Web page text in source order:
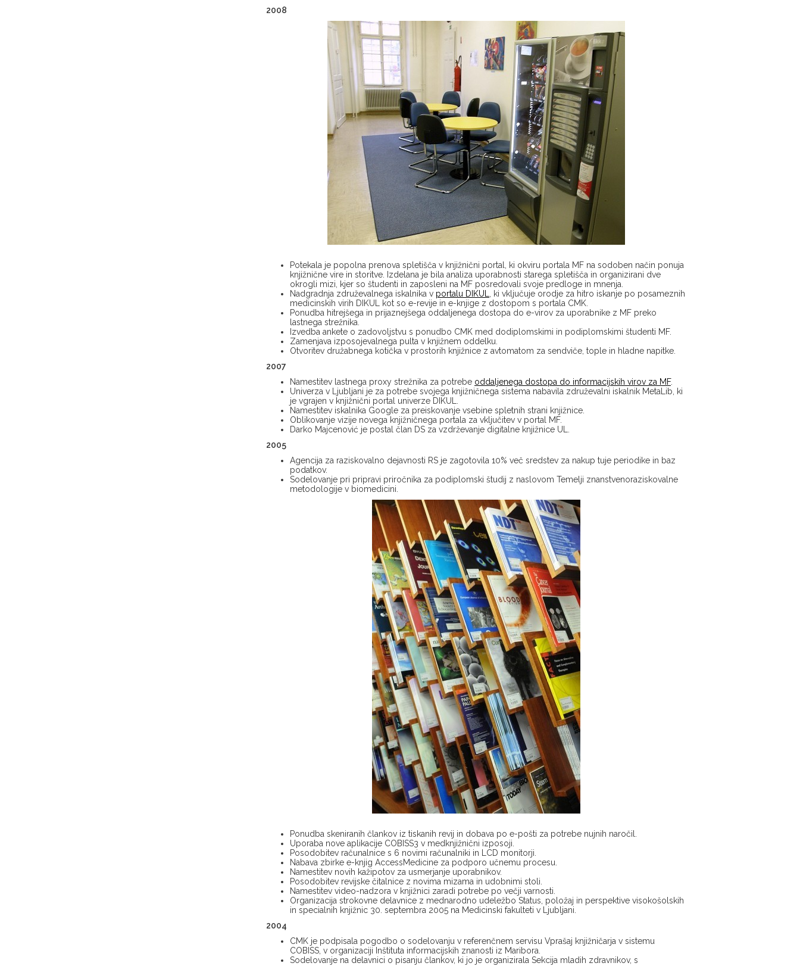
2008
Potekala je popolna prenova spletišča v knjižnični portal, ki okviru portala MF na sodoben način ponuja
knjižnične vire in storitve. Izdelana je bila analiza uporabnosti starega spletišča in organizirani dve
okrogli mizi, kjer so študenti in zaposleni na MF posredovali svoje predloge in mnenja.
Nadgradnja združevalnega iskalnika v portalu DIKUL
, ki vključuje orodje za hitro iskanje po posameznih
medicinskih virih DIKUL kot so e-revije in e-knjige z dostopom s portala CMK.
Ponudba hitrejšega in prijaznejšega oddaljenega dostopa do e-virov za uporabnike z MF preko
lastnega strežnika.
Izvedba ankete o zadovoljstvu s ponudbo CMK med dodiplomskimi in podiplomskimi študenti MF.
Zamenjava izposojevalnega pulta v knjižnem oddelku.
Otvoritev družabnega kotička v prostorih knjižnice z avtomatom za sendviče, tople in hladne napitke.
2007
Namestitev lastnega proxy strežnika za potrebe oddaljenega dostopa do informacijskih virov za MF.
Univerza v Ljubljani je za potrebe svojega knjižničnega sistema nabavila združevalni iskalnik MetaLib, ki
je vgrajen v knjižnični portal univerze DIKUL.
Namestitev iskalnika Google za preiskovanje vsebine spletnih strani knjižnice.
Oblikovanje vizije novega knjižničnega portala za vključitev v portal MF.
Darko Majcenović je postal član DS za vzdrževanje digitalne knjižnice UL.
2005
Agencija za raziskovalno dejavnosti RS je zagotovila 10% več sredstev za nakup tuje periodike in baz
podatkov.
Sodelovanje pri pripravi priročnika za podiplomski študij z naslovom Temelji znanstvenoraziskovalne
metodologije v biomedicini.
Ponudba skeniranih člankov iz tiskanih revij in dobava po e-pošti za potrebe nujnih naročil.
Uporaba nove aplikacije COBISS3 v medknjižnični izposoji.
Posodobitev računalnice s 6 novimi računalniki in LCD monitorji.
Nabava zbirke e-knjig AccessMedicine za podporo učnemu procesu.
Namestitev novih kažipotov za usmerjanje uporabnikov.
Posodobitev revijske čitalnice z novima mizama in udobnimi stoli.
Namestitev video-nadzora v knjižnici zaradi potrebe po večji varnosti.
Organizacija strokovne delavnice z mednarodno udeležbo Status, položaj in perspektive visokošolskih
in specialnih knjižnic 30. septembra 2005 na Medicinski fakulteti v Ljubljani.
2004
CMK je podpisala pogodbo o sodelovanju v referenčnem servisu Vprašaj knjižničarja v sistemu
COBISS, v organizaciji Inštituta informacijskih znanosti iz Maribora.
Sodelovanje na delavnici o pisanju člankov, ki jo je organizirala Sekcija mladih zdravnikov, s